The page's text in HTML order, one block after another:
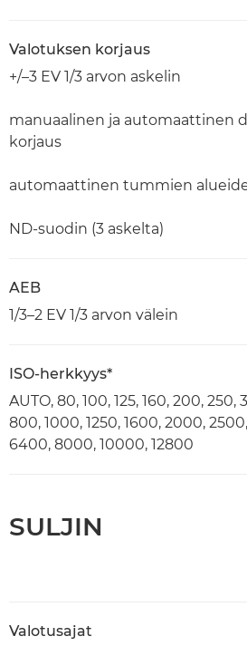
Valotuksen korjaus
+/–3 EV 1/3 arvon askelin
manuaalinen ja automaattinen
korjaus
automaattinen tummien
ND-suodin (3 askelta)
AEB
1/3–2 EV 1/3 arvon välein
ISO-herkkyys*
AUTO, 80, 100, 125, 160, 200,
800, 1000, 1250, 1600, 2000,
6400, 8000, 10000, 12800
SULJIN
Valotusajat